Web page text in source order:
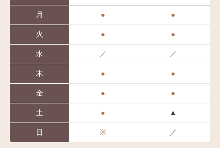
月 ● ●
火 ● ●
水 ／ ／
木 ● ●
金 ● ●
土 ● ▲
日 ※ ／